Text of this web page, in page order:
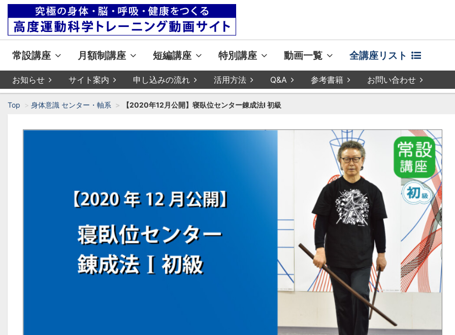
常設講座 月額制講座 短編講座 特別講座 動画一覧 全講座リスト
お知らせ サイト案内 申し込みの流れ 活用方法 Q&A 参考書籍 お問い合わせ
Top 身体意識 センター・軸系 【2020年12月公開】寝臥位センター錬成法Ⅰ 初級